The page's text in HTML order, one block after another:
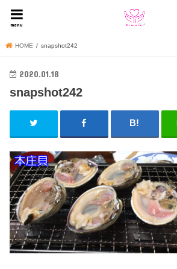
menu
HOME snapshot242
2020.01.18
snapshot242